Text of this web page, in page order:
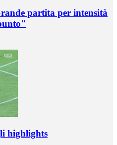
partita per intensità
highlights